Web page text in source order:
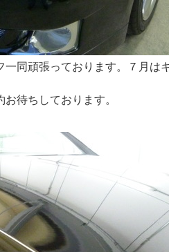
同頑張っております。７月は
待ちしております。